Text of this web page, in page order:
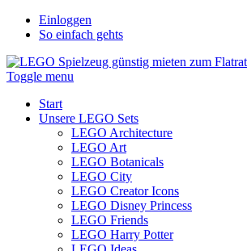
Einloggen
So einfach gehts
Toggle menu
Start
Unsere LEGO Sets
LEGO Architecture
LEGO Art
LEGO Botanicals
LEGO City
LEGO Creator Icons
LEGO Disney Princess
LEGO Friends
LEGO Harry Potter